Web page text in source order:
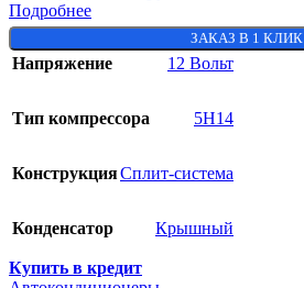
Подробнее
ЗАКАЗ В 1 КЛИК
Напряжение 12 Вольт
Тип компрессора 5H14
КонструкцияСплит-система
Конденсатор Крышный
Купить в кредит